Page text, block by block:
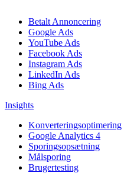
Betalt Annoncering
Google Ads
YouTube Ads
Facebook Ads
Instagram Ads
LinkedIn Ads
Bing Ads
Insights
Konverteringsoptimering
Google Analytics 4
Sporingsopsætning
Målsporing
Brugertesting